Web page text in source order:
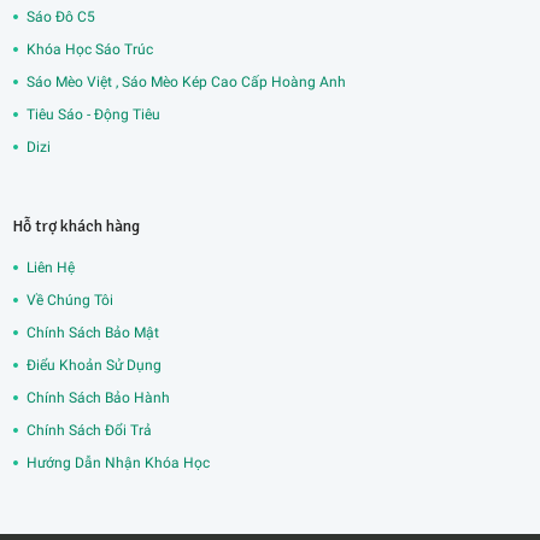
Sáo Đô C5
Khóa Học Sáo Trúc
Sáo Mèo Việt , Sáo Mèo Kép Cao Cấp Hoàng Anh
Tiêu Sáo - Động Tiêu
Dizi
Hỗ trợ khách hàng
Liên Hệ
Về Chúng Tôi
Chính Sách Bảo Mật
Điểu Khoản Sử Dụng
Chính Sách Bảo Hành
Chính Sách Đổi Trả
Hướng Dẫn Nhận Khóa Học